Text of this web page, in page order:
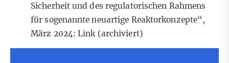
Sicherheit und des regulatorischen Rahmens
für sogenannte neuartige Reaktorkonzepte“,
März 2024:Link(archiviert)